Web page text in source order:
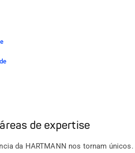
de expertise
da HARTMANN nos tornam únicos.